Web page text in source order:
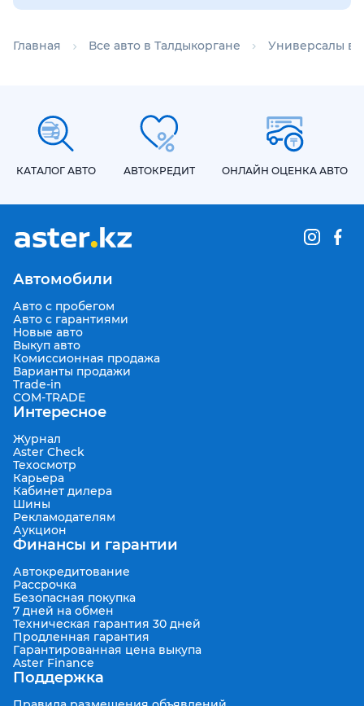
Главная Все авто в Талдыкоргане Универсалы в
КАТАЛОГ АВТО АВТОКРЕДИТ ОНЛАЙН ОЦЕНКА АВТО
Автомобили
Авто с пробегом
Авто с гарантиями
Новые авто
Выкуп авто
Комиссионная продажа
Варианты продажи
Trade-in
COM-TRADE
Интересное
Журнал
Aster Check
Техосмотр
Карьера
Кабинет дилера
Шины
Рекламодателям
Аукцион
Финансы и гарантии
Автокредитование
Рассрочка
Безопасная покупка
7 дней на обмен
Техническая гарантия 30 дней
Продленная гарантия
Гарантированная цена выкупа
Aster Finance
Поддержка